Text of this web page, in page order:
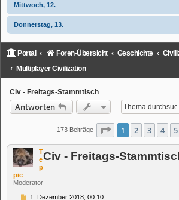
Mittwoch, 12.
Donnerstag, 13.
Portal Foren-Übersicht Geschichte
Multiplayer Civilization
Civ - Freitags-Stammtisch
Antworten
173 Beiträge Seite 1von 18
1 2 3 4 5
T
e
p
pic
Moderator
Civ - Freitags-
B1. Dezember 2018, 00:10